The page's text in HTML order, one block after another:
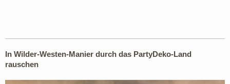
In Wilder-Westen-Manier durch das PartyDeko-Land
rauschen